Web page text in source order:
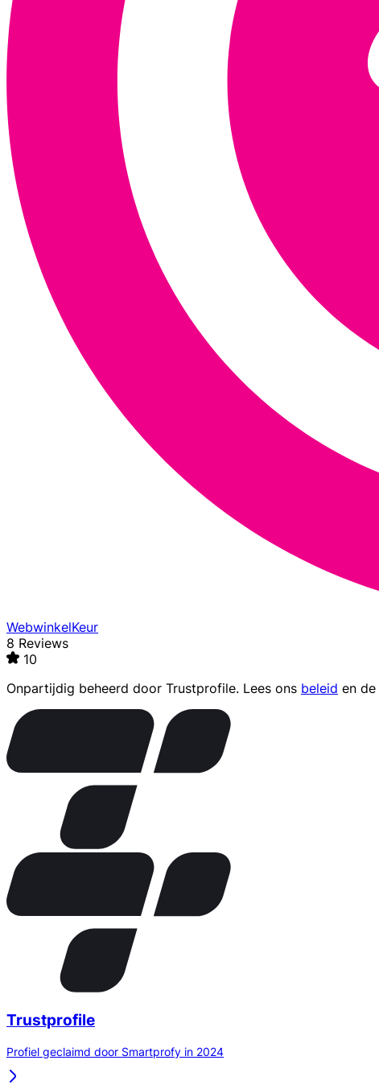
WebwinkelKeur
8 Reviews
10
Onpartijdig beheerd door Trustprofile. Lees ons beleid en de
Trustprofile
Profiel geclaimd door Smartprofy in 2024